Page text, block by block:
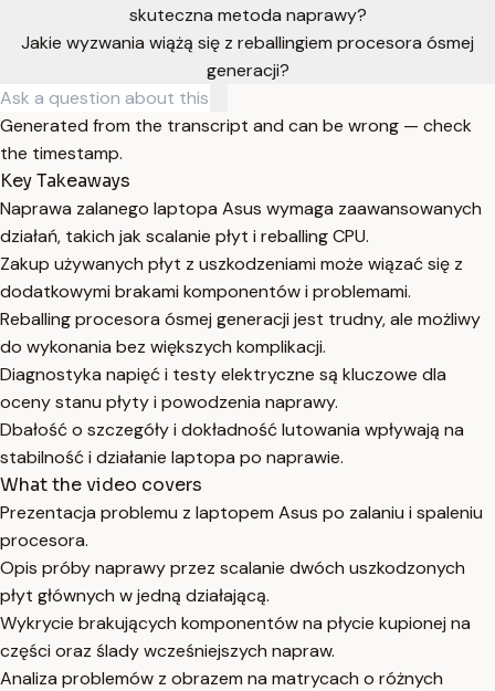
skuteczna metoda naprawy?
Jakie wyzwania wiążą się z reballingiem procesora ósmej
generacji?
Generated from the transcript and can be wrong — check
the timestamp.
Key Takeaways
Naprawa zalanego laptopa Asus wymaga zaawansowanych
działań, takich jak scalanie płyt i reballing CPU.
Zakup używanych płyt z uszkodzeniami może wiązać się z
dodatkowymi brakami komponentów i problemami.
Reballing procesora ósmej generacji jest trudny, ale możliwy
do wykonania bez większych komplikacji.
Diagnostyka napięć i testy elektryczne są kluczowe dla
oceny stanu płyty i powodzenia naprawy.
Dbałość o szczegóły i dokładność lutowania wpływają na
stabilność i działanie laptopa po naprawie.
What the video covers
Prezentacja problemu z laptopem Asus po zalaniu i spaleniu
procesora.
Opis próby naprawy przez scalanie dwóch uszkodzonych
płyt głównych w jedną działającą.
Wykrycie brakujących komponentów na płycie kupionej na
części oraz ślady wcześniejszych napraw.
Analiza problemów z obrazem na matrycach o różnych